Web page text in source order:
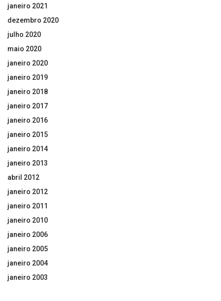
janeiro 2021
dezembro 2020
julho 2020
maio 2020
janeiro 2020
janeiro 2019
janeiro 2018
janeiro 2017
janeiro 2016
janeiro 2015
janeiro 2014
janeiro 2013
abril 2012
janeiro 2012
janeiro 2011
janeiro 2010
janeiro 2006
janeiro 2005
janeiro 2004
janeiro 2003